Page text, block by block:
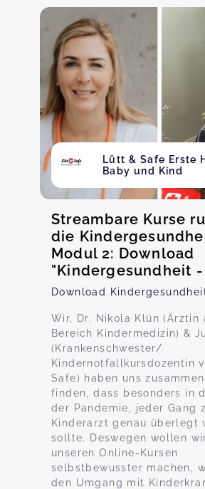
Lütt & Safe Erste
Baby und Kind
Streambare Kurse
die
Modul 2: Download
"Kindergesundheit -
Download
Wir, Dr. Nikola Klün (Ärztin
Bereich Kindermedizin) &
(Krankenschwester/
Kindernotfallkursdozentin
Safe) haben uns
finden, dass besonders in
der Pandemie, jeder Gang
Kinderarzt genau überlegt
sollte. Deswegen wollen
unseren Online-Kursen
selbstbewusster machen,
den Umgang mit